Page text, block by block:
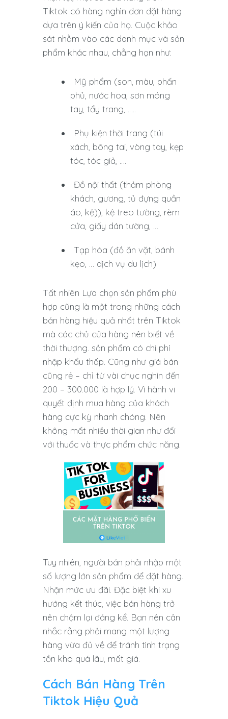
Tiktok có hàng nghìn đơn đặt hàng
dựa trên ý kiến ​​của họ. Cuộc khảo
sát nhằm vào các danh mục và sản
phẩm khác nhau, chẳng hạn như:
Mỹ phẩm (son, màu, phấn
phủ, nước hoa, sơn móng
tay, tẩy trang, …..
Phụ kiện thời trang (túi
xách, bông tai, vòng tay, kẹp
tóc, tóc giả, ….
Đồ nội thất (thảm phòng
khách, gương, tủ đựng quần
áo, kệ)), kệ treo tường, rèm
cửa, giấy dán tường, …
Tạp hóa (đồ ăn vặt, bánh
kẹo, … dịch vụ du lịch)
Tất nhiên Lựa chọn sản phẩm phù
hợp cũng là một trong những cách
bán hàng hiệu quả nhất trên Tiktok
mà các chủ cửa hàng nên biết về
thời thượng. sản phẩm có chi phí
nhập khẩu thấp. Cũng như giá bán
cũng rẻ – chỉ từ vài chục nghìn đến
200 – 300.000 là hợp lý. Vì hành vi
quyết định mua hàng của khách
hàng cực kỳ nhanh chóng. Nên
không mất nhiều thời gian như đối
với thuốc và thực phẩm chức năng.
Tuy nhiên, người bán phải nhập một
số lượng lớn sản phẩm để đặt hàng.
Nhận mức ưu đãi. Đặc biệt khi xu
hướng kết thúc, việc bán hàng trở
nên chậm lại đáng kể. Bạn nên cân
nhắc rằng phải mang một lượng
hàng vừa đủ về để tránh tình trạng
tồn kho quá lâu, mất giá.
Cách Bán Hàng Trên
Tiktok Hiệu Quả